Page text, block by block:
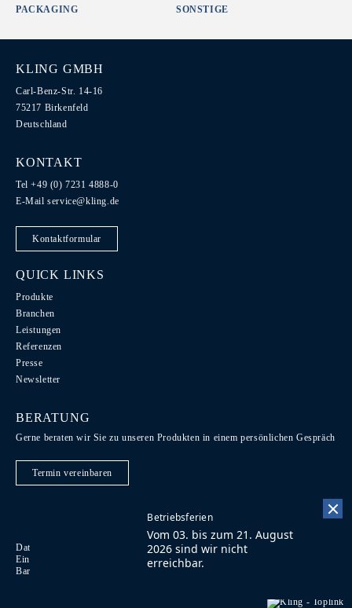
Betriebsferien
Vom 03. bis zum 21. August
2026 sind wir nicht
erreichbar.
PACKAGING SONSTIGE
KLING GMBH
Carl-Benz-Str. 14-16
75217 Birkenfeld
Deutschland
KONTAKT
Tel +49 (0) 7231 4888-0
E-Mailservice@kling.de
Kontaktformular
QUICK LINKS
Produkte
Branchen
Leistungen
Referenzen
Presse
Newsletter
BERATUNG
Gerne beraten wir Sie zu unseren Produkten in einem persönlichen Gespräch
Termin vereinbaren
Datenschutz / Recht / AGB
Code of Conduct
Einkaufsbedingungen
Impressum
Kontakt
Barrierefreiheit